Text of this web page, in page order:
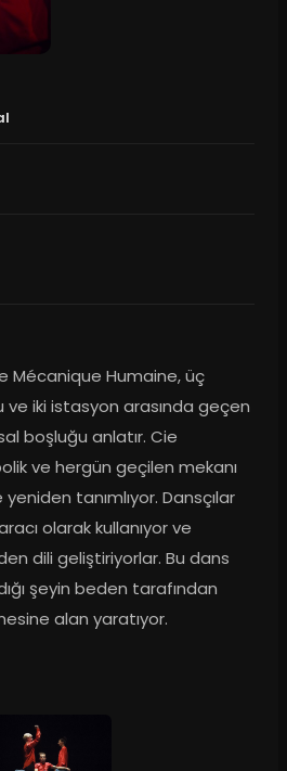
Mécanique Humaine, üç
iki istasyon arasında geçen
boşluğu anlatır. Cie
ve hergün geçilen mekanı
tanımlıyor. Dansçılar
olarak kullanıyor ve
dili geliştiriyorlar. Bu dans
şeyin beden tarafından
alan yaratıyor.